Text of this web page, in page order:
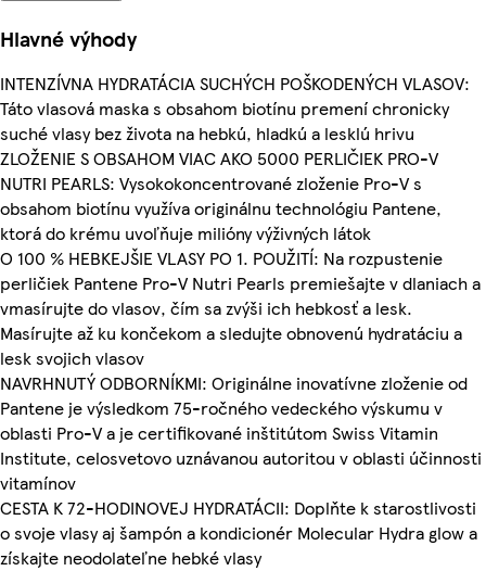
Hlavné výhody
INTENZÍVNA HYDRATÁCIA SUCHÝCH POŠKODENÝCH VLASOV:
Táto vlasová maska s obsahom biotínu premení chronicky
suché vlasy bez života na hebkú, hladkú a lesklú hrivu
ZLOŽENIE S OBSAHOM VIAC AKO 5000 PERLIČIEK PRO-V
NUTRI PEARLS: Vysokokoncentrované zloženie Pro-V s
obsahom biotínu využíva originálnu technológiu Pantene,
ktorá do krému uvoľňuje milióny výživných látok
O 100 % HEBKEJŠIE VLASY PO 1. POUŽITÍ: Na rozpustenie
perličiek Pantene Pro-V Nutri Pearls premiešajte v dlaniach a
vmasírujte do vlasov, čím sa zvýši ich hebkosť a lesk.
Masírujte až ku končekom a sledujte obnovenú hydratáciu a
lesk svojich vlasov
NAVRHNUTÝ ODBORNÍKMI: Originálne inovatívne zloženie od
Pantene je výsledkom 75-ročného vedeckého výskumu v
oblasti Pro-V a je certifikované inštitútom Swiss Vitamin
Institute, celosvetovo uznávanou autoritou v oblasti účinnosti
vitamínov
CESTA K 72-HODINOVEJ HYDRATÁCII: Doplňte k starostlivosti
o svoje vlasy aj šampón a kondicionér Molecular Hydra glow a
získajte neodolateľne hebké vlasy